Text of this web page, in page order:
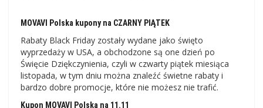
MOVAVI Polska kupony na CZARNY PIĄTEK
Rabaty Black Friday zostały wydane jako święto
wyprzedaży w USA, a obchodzone są one dzień po
Święcie Dziękczynienia, czyli w czwarty piątek miesiąca
listopada, w tym dniu można znaleźć świetne rabaty i
bardzo dobre promocje, które nie możesz nie trafić.
Kupon MOVAVI Polska na 11.11